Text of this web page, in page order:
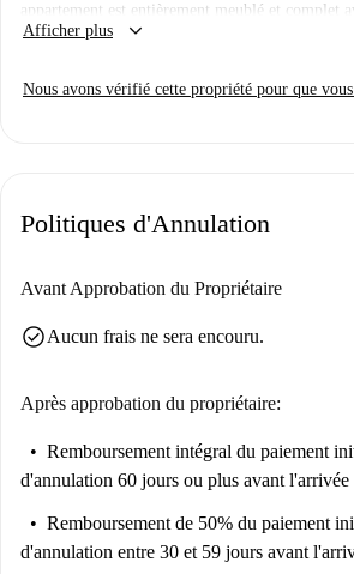
appartement est entièrement meublé et complet
entièrement équipée ainsi qu'un balcon.
Afficher plus keyboard_arrow_down
Nous avons vérifié cette propriété pour que
Politiques d'Annulation
Avant Approbation du Propriétaire
check_circleAucun frais ne sera encouru.
Après approbation du propriétaire:
Remboursement intégral du paiement
d'annulation 60 jours ou plus avant l'arrivée
Remboursement de 50% du paiement
d'annulation entre 30 et 59 jours avant